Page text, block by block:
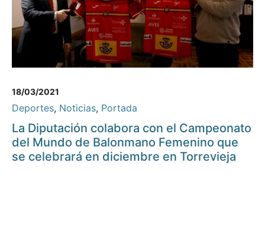
18/03/2021
Deportes, Noticias, Portada
La Diputación colabora con el Campeonato
del Mundo de Balonmano Femenino que
se celebrará en diciembre en Torrevieja